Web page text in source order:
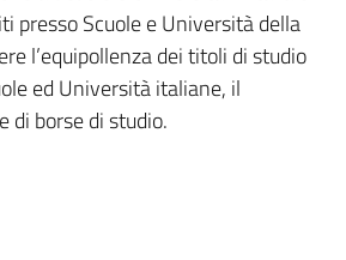
presso Scuole e Università della
l’equipollenza dei titoli di studio
ed Università italiane, il
di borse di studio.